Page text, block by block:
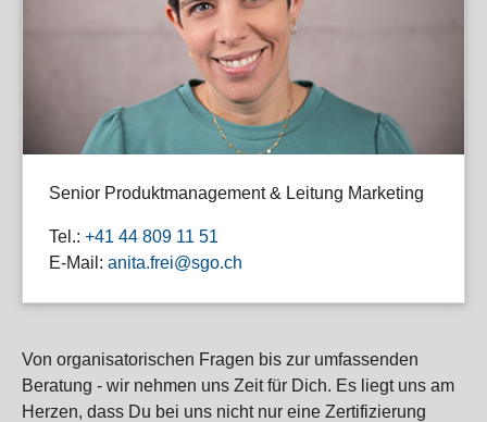
Senior Produktmanagement & Leitung Marketing
Tel.: +41 44 809 11 51
E-Mail: anita.frei@sgo.ch
Von organisatorischen Fragen bis zur umfassenden
Beratung - wir nehmen uns Zeit für Dich. Es liegt uns am
Herzen, dass Du bei uns nicht nur eine Zertifizierung